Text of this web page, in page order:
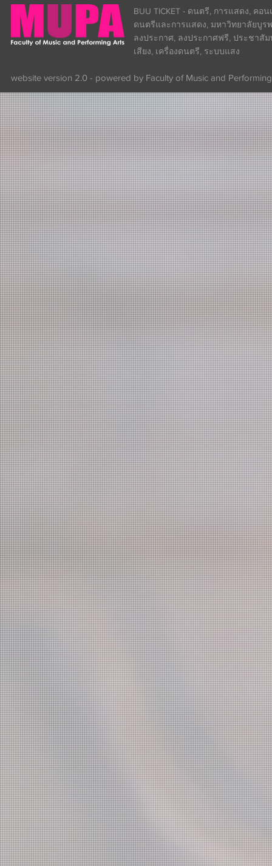
BUU TICKET - ดนตรี, การแสดง, คอ
ดนตรีและการแสดง, มหาวิทยาลัยบูร
ลงประกาศ, ลงประกาศฟรี, ประชาสั
เสียง, เครื่องดนตรี, ระบบแสง
website version 2.0 - powered by Faculty of Music and